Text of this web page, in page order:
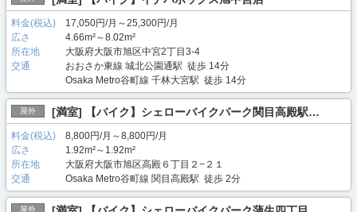
料金(税込)
17,050円/月～25,300円/月
広さ
4.66m²～8.02m²
所在地
大阪府大阪市旭区中宮2丁目3-4
交通
おおさか東線 城北公園通駅 徒歩 14分
Osaka Metro谷町線 千林大宮駅 徒歩 14分
屋外 [満室] 【バイク】シェローバイクパーク関目高殿駅…
料金(税込)
8,800円/月～8,800円/月
広さ
1.92m²～1.92m²
所在地
大阪府大阪市旭区高殿６丁目２−２１
交通
Osaka Metro谷町線 関目高殿駅 徒歩 2分
屋外